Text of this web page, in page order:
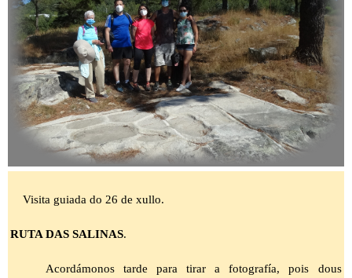
Visita guiada do 26 de xullo.
RUTA DAS SALINAS.
Acordámonos tarde para tirar a fotografía, pois dous